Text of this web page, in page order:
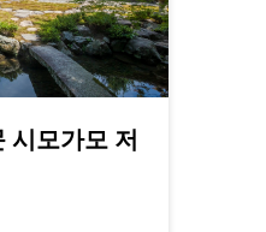
시모가모 저